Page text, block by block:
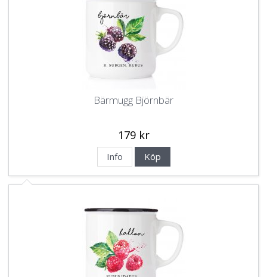
Bärmugg Björnbär
179 kr
Info Köp